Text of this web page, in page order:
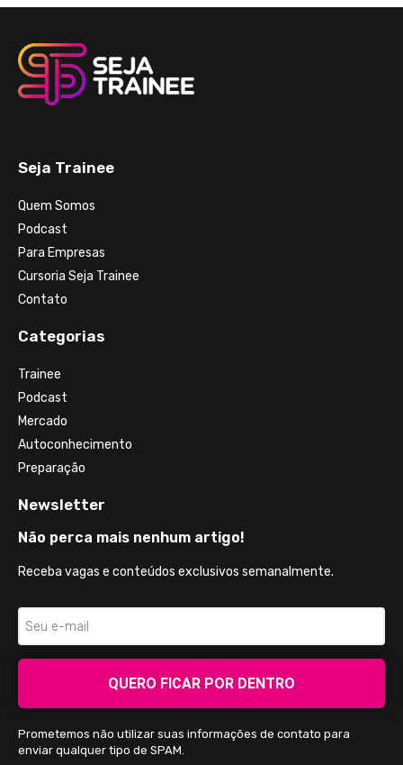
Seja Trainee
Quem Somos
Podcast
Para Empresas
Cursoria Seja Trainee
Contato
Categorias
Trainee
Podcast
Mercado
Autoconhecimento
Preparação
Newsletter
Não perca mais nenhum artigo!
Receba vagas e conteúdos exclusivos semanalmente.
QUERO FICAR POR DENTRO
Prometemos não utilizar suas informações de contato para
enviar qualquer tipo de SPAM.